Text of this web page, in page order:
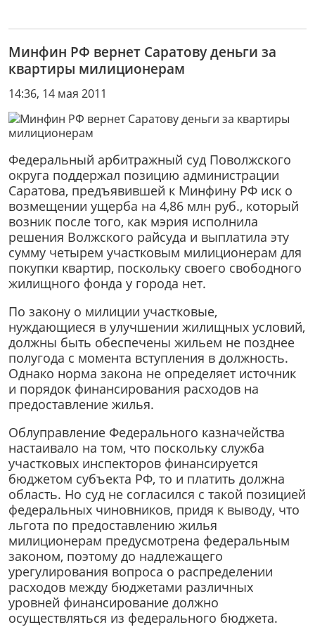
Минфин РФ вернет Саратову деньги за
квартиры милиционерам
14:36, 14 мая 2011
Федеральный арбитражный суд Поволжского
округа поддержал позицию администрации
Саратова, предъявившей к Минфину РФ иск о
возмещении ущерба на 4,86 млн руб., который
возник после того, как мэрия исполнила
решения Волжского райсуда и выплатила эту
сумму четырем участковым милиционерам для
покупки квартир, поскольку своего свободного
жилищного фонда у города нет.
По закону о милиции участковые,
нуждающиеся в улучшении жилищных условий,
должны быть обеспечены жильем не позднее
полугода с момента вступления в должность.
Однако норма закона не определяет источник
и порядок финансирования расходов на
предоставление жилья.
Облуправление Федерального казначейства
настаивало на том, что поскольку служба
участковых инспекторов финансируется
бюджетом субъекта РФ, то и платить должна
область. Но суд не согласился с такой позицией
федеральных чиновников, придя к выводу, что
льгота по предоставлению жилья
милиционерам предусмотрена федеральным
законом, поэтому до надлежащего
урегулирования вопроса о распределении
расходов между бюджетами различных
уровней финансирование должно
осуществляться из федерального бюджета.